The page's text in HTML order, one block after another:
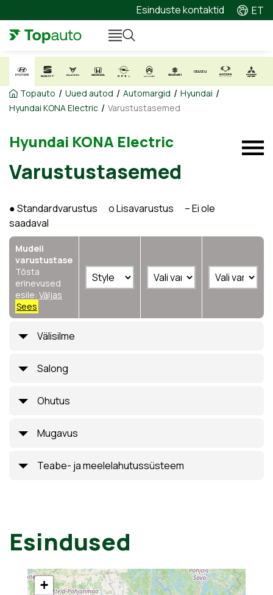
Esinduste kontaktid ET
Topauto / Uued autod / Automargid / Hyundai /
Hyundai KONA Electric / Varustustasemed
Hyundai KONA Electric
Varustustasemed
● Standardvarustus o Lisavarustus – Ei ole
saadaval
Mudeli
varustustase
Tõsta
erinevused
esile: Väljas
Sees
Välisilme
Salong
Ohutus
Mugavus
Teabe- ja meelelahutussüsteem
Esindused
+